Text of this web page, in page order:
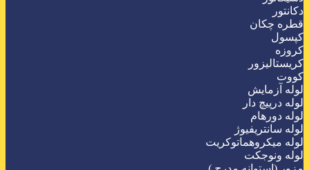
دکانتور
قطره چکان
کپسول
کروزه
کریستالیزور
کووت
لوله آزمایش
لوله درپیچ دار
لوله دورهام
لوله سانتریفیوژ
لوله میکروهماتوکریت
لوله ونوجکت